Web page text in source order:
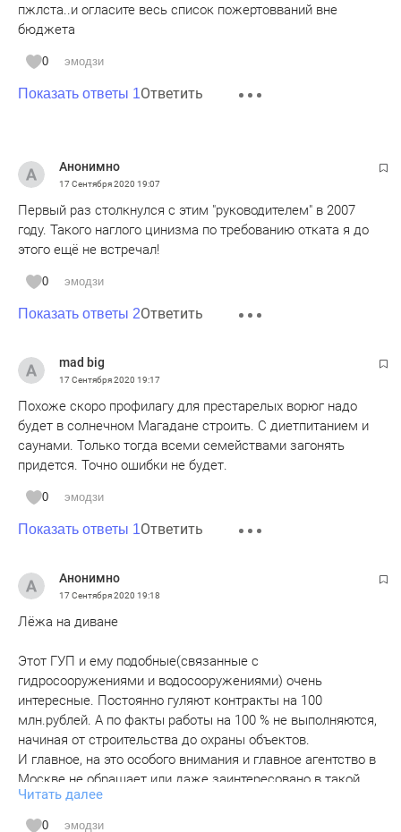
пжлста..и огласите весь список пожертовваний вне
бюджета
0 эмодзи
Показать ответы 1Ответить
Анонимно
17 Сентября 2020 19:07
Первый раз столкнулся с этим "руководителем" в 2007
году. Такого наглого цинизма по требованию отката я до
этого ещё не встречал!
0 эмодзи
Показать ответы 2Ответить
mad big
17 Сентября 2020 19:17
Похоже скоро профилагу для престарелых ворюг надо
будет в солнечном Магадане строить. С диетпитанием и
саунами. Только тогда всеми семействами загонять
придется. Точно ошибки не будет.
0 эмодзи
Показать ответы 1Ответить
Анонимно
17 Сентября 2020 19:18
Лёжа на диване
Этот ГУП и ему подобные(связанные с
гидросооружениями и водосооружениями) очень
интересные. Постоянно гуляют контракты на 100
млн.рублей. А по факты работы на 100 % не выполняются,
начиная от строительства до охраны объектов.
И главное, на это особого внимания и главное агентство в
Москве не обращает или даже заинтересовано в такой
некачественной работе.
У меня знакомый был директором в такой компании
Читать далее
0 эмодзи